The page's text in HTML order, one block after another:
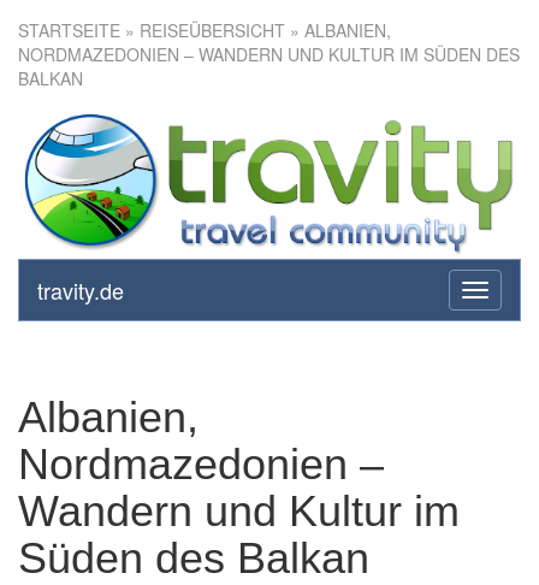
STARTSEITE » REISEÜBERSICHT » ALBANIEN,
NORDMAZEDONIEN – WANDERN UND KULTUR IM SÜDEN DES
BALKAN
toggle
travity.de
Albanien, Nordmazedonien –
Wandern und Kultur im Süden
des Balkan
Albanien,
Nordmazedonien –
Wandern und Kultur im
Süden des Balkan